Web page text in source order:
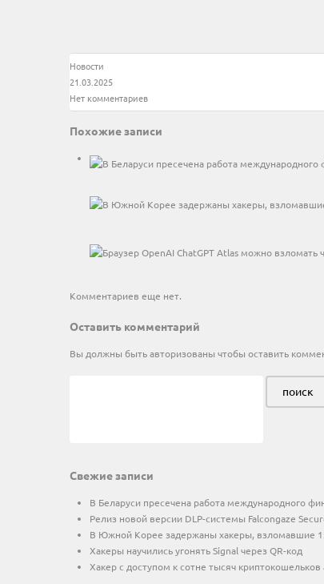
Новости
21.03.2025
Нет комментариев
Похожие записи
Комментариев еще нет.
Оставить комментарий
Вы должны бытьавторизованы чтобы оставить
Свежие записи
В Беларуси пресечена работа международного
Релиз новой версии DLP-системы Falcongaze
В Южной Корее задержаны хакеры, взломавшие
Хакеры научились угонять Signal через QR-код
Хакер с доступом к сотне тысяч